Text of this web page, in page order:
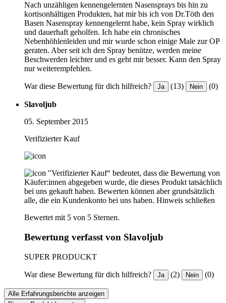
Nach unzähligen kennengelernten Nasensprays bis hin zu
kortisonhältigen Produkten, hat mir bis ich von Dr.Töth den
Basen Nasenspray kennengelernt habe, kein Spray wirklich
und dauerhaft geholfen. Ich habe ein chronisches
Nebenhöhlenleiden und mir wurde schon einige Male zur OP
geraten. Aber seit ich den Spray benütze, werden meine
Beschwerden leichter und es geht mir besser. Kann den Spray
nur weiterempfehlen.
War diese Bewertung für dich hilfreich? Ja (13) Nein (0)
Slavoljub
05. September 2015
Verifizierter Kauf
"Verifizierter Kauf“ bedeutet, dass die Bewertung von
Käufer:innen abgegeben wurde, die dieses Produkt tatsächlich
bei uns gekauft haben. Bewerten können aber grundsätzlich
alle, die ein Kundenkonto bei uns haben. Hinweis schließen
Bewertet mit 5 von 5 Sternen.
Bewertung verfasst von Slavoljub
SUPER PRODUCKT
War diese Bewertung für dich hilfreich? Ja (2) Nein (0)
Alle Erfahrungsberichte anzeigen